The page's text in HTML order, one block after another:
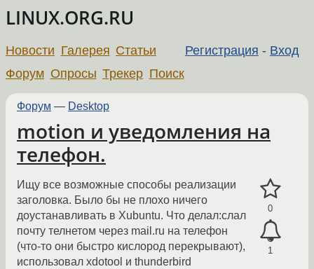
LINUX.ORG.RU
Регистрация - Вход
Новости Галерея Статьи
Форум Опросы Трекер Поиск
Форум — Desktop
motion и уведомления на
телефон.
0
1
Ищу все возможные способы реализации
заголовка. Было бы не плохо ничего
доустанавливать в Xubuntu. Что делал:слал
почту телнетом через mail.ru на телефон
(что-то они быстро кислород перекрывают),
использовал xdotool и thunderbird